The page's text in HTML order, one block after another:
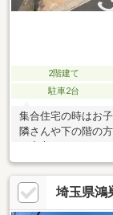
2階建て
駐車2台
集合住宅の時はお
隣さんや下の階の
か？【弊社では以
の善し悪しは全て
の催促、突然の訪
したら終わりでは
埼玉県鴻